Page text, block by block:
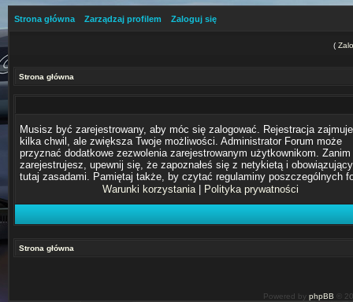
Strona główna Zarządzaj profilem Zaloguj się
(
Strona główna
Musisz być zarejestrowany, aby móc się zalogować. Rejestracja
kilka chwil, ale zwiększa Twoje możliwości. Administrator Forum może
przyznać dodatkowe zezwolenia zarejestrowanym użytkownikom.
zarejestrujesz, upewnij się, że zapoznałeś się z netykietą i
tutaj zasadami. Pamiętaj także, by czytać regulaminy poszczególnych
Warunki korzystania| Polityka prywatności
Strona główna
Powered by phpBB ©